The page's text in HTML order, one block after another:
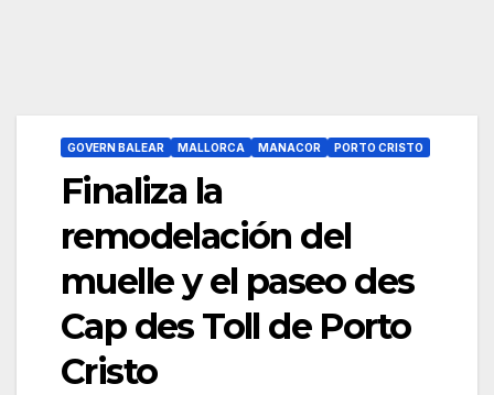
GOVERN BALEAR MALLORCA MANACOR PORTO CRISTO
Finaliza la
remodelación del
muelle y el paseo des
Cap des Toll de Porto
Cristo